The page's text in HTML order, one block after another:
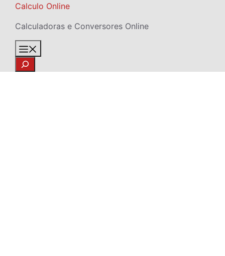
Skip
content
Calculo Online
Calculadoras e Conversores Online
Search